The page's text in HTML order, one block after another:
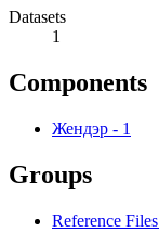
Datasets
1
Components
Жендэр - 1
Groups
Reference Files